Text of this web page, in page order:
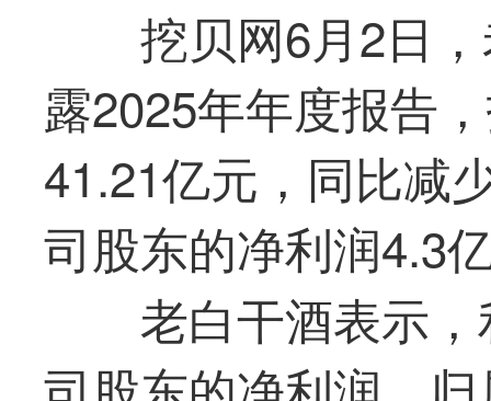
挖贝网6月2日
露2025年年度报告
41.21亿元，同比减
司股东的净利润4.3
老白干酒表示
司股东的净利润、